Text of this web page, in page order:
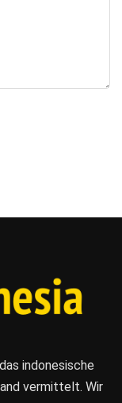
indonesische
vermittelt. Wir